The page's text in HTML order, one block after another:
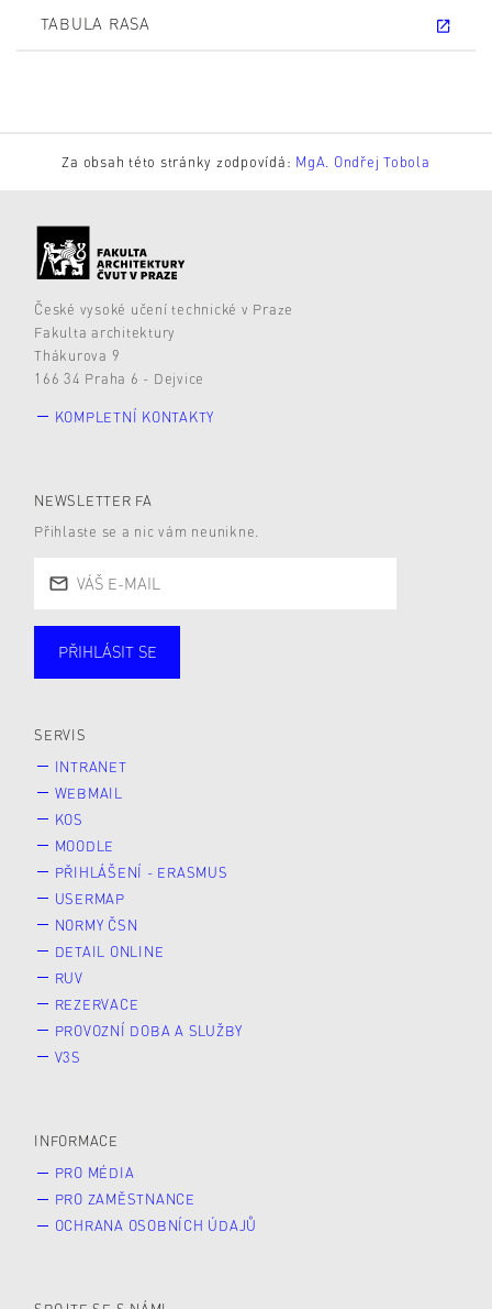
TABULA RASA
Za obsah této stránky zodpovídá: MgA. Ondřej Tobola
České vysoké učení technické v Praze
Fakulta architektury
Thákurova 9
166 34 Praha 6 - Dejvice
KOMPLETNÍ KONTAKTY
NEWSLETTER FA
Přihlaste se a nic vám neunikne.
PŘIHLÁSIT SE
SERVIS
INTRANET
WEBMAIL
KOS
MOODLE
PŘIHLÁŠENÍ - ERASMUS
USERMAP
NORMY ČSN
DETAIL ONLINE
RUV
REZERVACE
PROVOZNÍ DOBA A SLUŽBY
V3S
INFORMACE
PRO MÉDIA
PRO ZAMĚSTNANCE
OCHRANA OSOBNÍCH ÚDAJŮ